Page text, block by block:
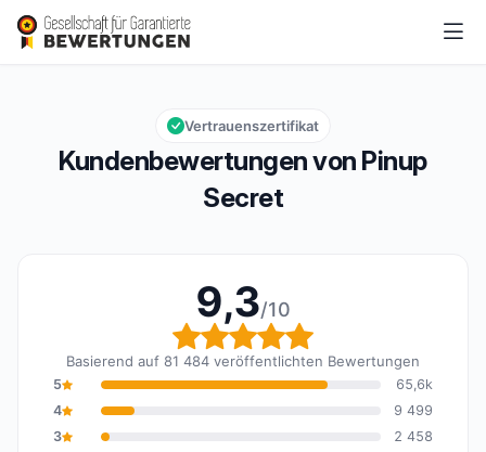
Pinup Secret
Gesamtbewertung: 9,3 von 10
9,3/10
Kundenbewertungen von Pinup
Secret
Vertrauenszertifikat
9,3/10
Gesamtbewertung: 9,3
Basierend auf 81 484 veröffentlichten Bewertungen
5
65,6k
4
9 499
3
2 458